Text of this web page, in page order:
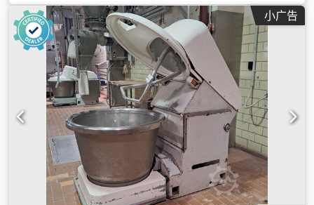
小广告